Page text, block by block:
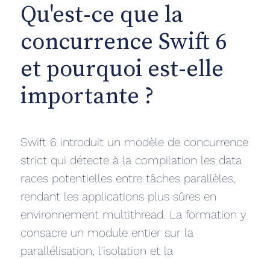
Qu'est-ce que la
concurrence Swift 6
et pourquoi est-elle
importante ?
Swift 6 introduit un modèle de concurrence
strict qui détecte à la compilation les data
races potentielles entre tâches parallèles,
rendant les applications plus sûres en
environnement multithread. La formation y
consacre un module entier sur la
parallélisation, l'isolation et la